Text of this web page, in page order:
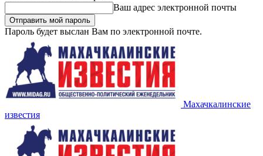
Ваш адрес электронной почты
Пароль будет выслан Вам по электронной почте.
Махачкалинские
известия